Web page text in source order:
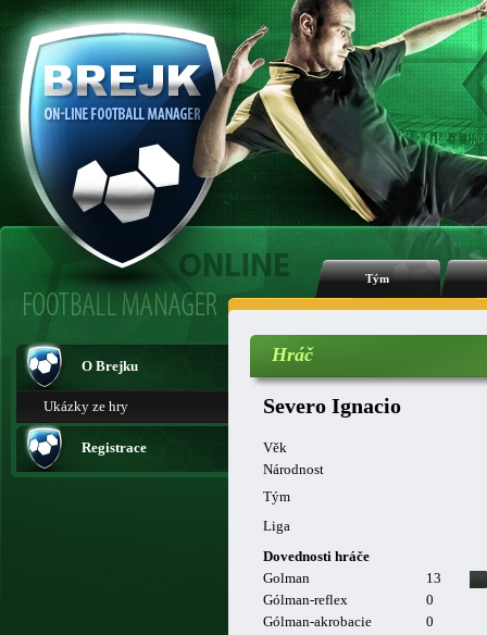
Tým
O Brejku
Ukázky ze hry
Registrace
Hráč
Severo Ignacio
Věk
Národnost
Tým
Liga
Dovednosti hráče
Golman
13
Gólman-reflex
0
Gólman-akrobacie
0